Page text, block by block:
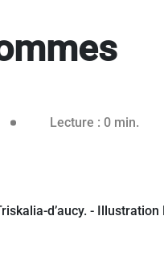
Lecture : 0 min.